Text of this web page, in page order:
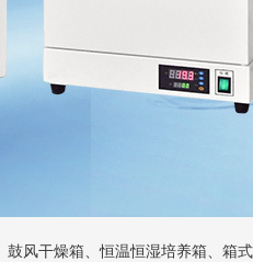
风干燥箱、恒温恒湿培养箱、箱